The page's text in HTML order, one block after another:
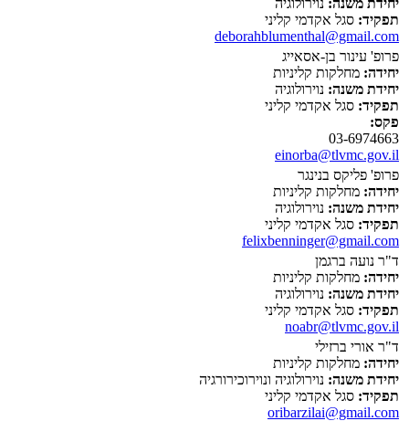
תפקיד: סגל אקדמי קליני
deborahblumenthal@gmail.com
פרופ' עינור בן-אסאייג
יחידה: מחלקות קליניות
יחידת משנה: נוירולוגיה
תפקיד: סגל אקדמי קליני
פקס:
03-6974663
einorba@tlvmc.gov.il
פרופ' פליקס בנינגר
יחידה: מחלקות קליניות
יחידת משנה: נוירולוגיה
תפקיד: סגל אקדמי קליני
felixbenninger@gmail.com
ד"ר נועה ברגמן
יחידה: מחלקות קליניות
יחידת משנה: נוירולוגיה
תפקיד: סגל אקדמי קליני
noabr@tlvmc.gov.il
ד"ר אורי ברזילי
יחידה: מחלקות קליניות
יחידת משנה: נוירולוגיה ונוירוכירורגיה
תפקיד: סגל אקדמי קליני
oribarzilai@gmail.com